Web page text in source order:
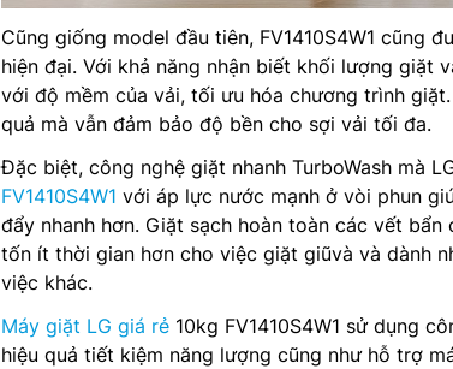
Cũng giống model đầu tiên, FV1410S4W1 cũng
hiện đại. Với khả năng nhận biết khối lượng giặt
với độ mềm của vải, tối ưu hóa chương trình
quả mà vẫn đảm bảo độ bền cho sợi vải tối đa.
Đặc biệt, công nghệ giặt nhanh TurboWash mà
FV1410S4W1 với áp lực nước mạnh ở vòi phun
đẩy nhanh hơn. Giặt sạch hoàn toàn các vết
tốn ít thời gian hơn cho việc giặt giũvà và dành
việc khác.
Máy giặt LG giá rẻ 10kg FV1410S4W1 sử dụng
hiệu quả tiết kiệm năng lượng cũng như hỗ trợ